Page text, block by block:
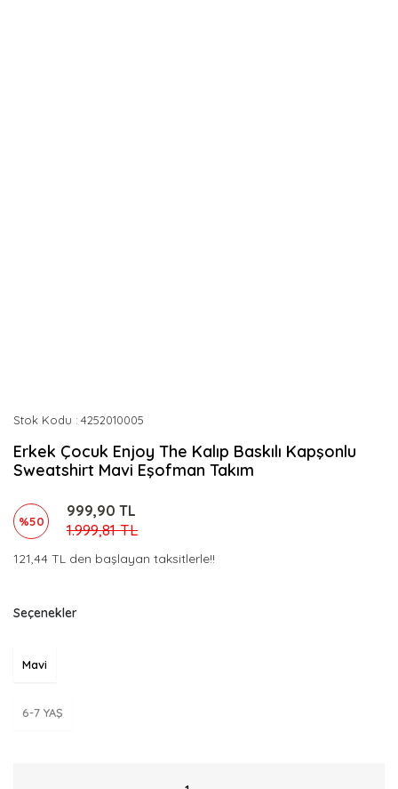
Stok Kodu 4252010005
Erkek Çocuk Enjoy The Kalıp Baskılı Kapşonlu
Sweatshirt Mavi Eşofman Takım
%50
999,90 TL
1.999,81 TL
121,44 TL den başlayan taksitlerle!!
Seçenekler
Mavi
6-7 YAŞ